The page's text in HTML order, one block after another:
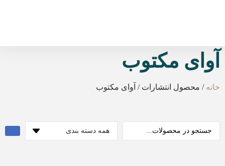
آوای مکتوب
خانه / محصول انتشارات / آوای مکتوب